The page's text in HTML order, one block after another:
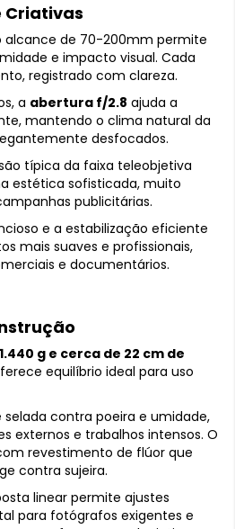
Criativas
alcance de 70-200mm permite
e impacto visual. Cada
registrado com clareza.
a abertura f/2.8 ajuda a
mantendo o clima natural da
desfocados.
típica da faixa teleobjetiva
estética sofisticada, muito
publicitárias.
e a estabilização eficiente
mais suaves e profissionais,
e documentários.
1.440 g e cerca de 22 cm de
equilíbrio ideal para uso
contra poeira e umidade,
externos e trabalhos intensos. O
revestimento de flúor que
contra sujeira.
linear permite ajustes
para fotógrafos exigentes e